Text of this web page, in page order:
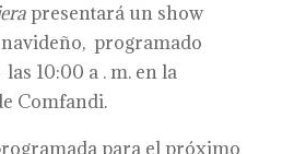
presentará un show
programado
10:00 a . m. en la
Comfandi.
para el próximo